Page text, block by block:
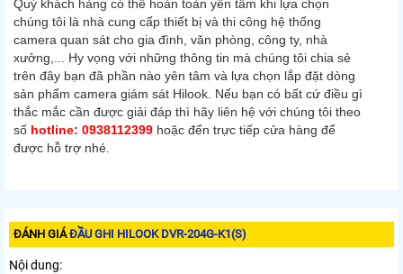
Quý khách hàng có thể hoàn toàn yên tâm khi lựa chọn
chúng tôi là nhà cung cấp thiết bị và thi công hệ thống
camera quan sát cho gia đình, văn phòng, công ty, nhà
xưởng,... Hy vọng với những thông tin mà chúng tôi chia sẻ
trên đây bạn đã phần nào yên tâm và lựa chọn lắp đặt dòng
sản phẩm camera giám sát Hilook. Nếu bạn có bất cứ điều gì
thắc mắc cần được giải đáp thì hãy liên hệ với chúng tôi theo
số hotline: 0938112399 hoặc đến trực tiếp cửa hàng để
được hỗ trợ nhé.
ĐÁNH GIÁĐẦU GHI HILOOK DVR-204G-K1(S)
Nội dung: